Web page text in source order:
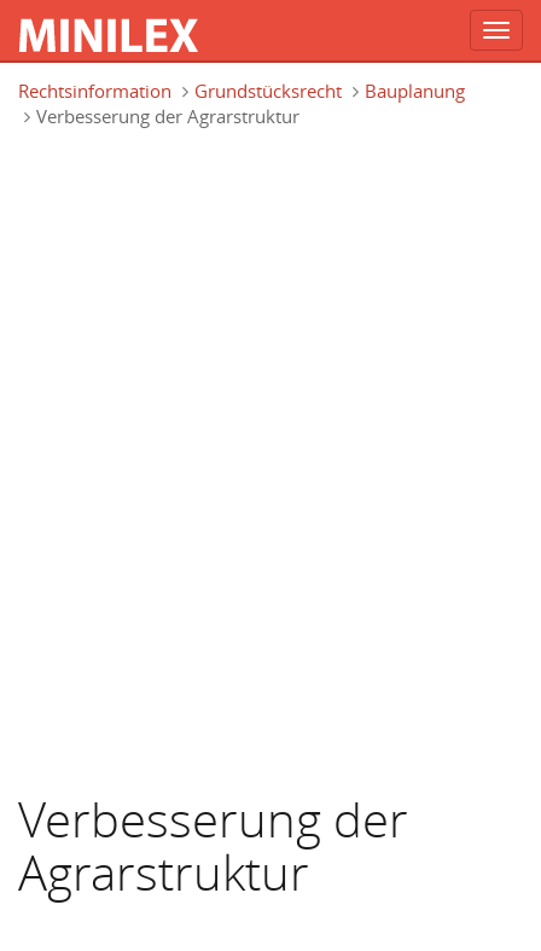
Rechtsinformation
Grundstücksrecht
Bauplanung
Verbesserung der Agrarstruktur
Verbesserung der
Agrarstruktur